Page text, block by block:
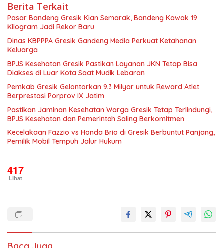
Berita Terkait
Pasar Bandeng Gresik Kian Semarak, Bandeng Kawak 19
Kilogram Jadi Rekor Baru
Dinas KBPPPA Gresik Gandeng Media Perkuat Ketahanan
Keluarga
BPJS Kesehatan Gresik Pastikan Layanan JKN Tetap Bisa
Diakses di Luar Kota Saat Mudik Lebaran
Pemkab Gresik Gelontorkan 9.3 Milyar untuk Reward Atlet
Berprestasi Porprov IX Jatim
Pastikan Jaminan Kesehatan Warga Gresik Tetap Terlindungi,
BPJS Kesehatan dan Pemerintah Saling Berkomitmen
Kecelakaan Fazzio vs Honda Brio di Gresik Berbuntut Panjang,
Pemilik Mobil Tempuh Jalur Hukum
417
Lihat